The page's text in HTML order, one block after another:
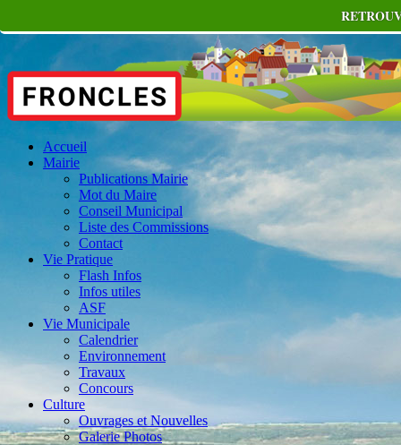
Accueil
Mairie
Publications Mairie
Mot du Maire
Conseil Municipal
Liste des Commissions
Contact
Vie Pratique
Flash Infos
Infos utiles
ASF
Vie Municipale
Calendrier
Environnement
Travaux
Concours
Culture
Ouvrages et Nouvelles
Galerie Photos